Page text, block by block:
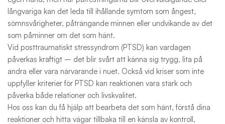
långvariga kan det leda till ihållande symtom som ångest,
sömnsvårigheter, påträngande minnen eller undvikande av det
som påminner om det som hänt.
Vid posttraumatiskt stressyndrom (PTSD) kan vardagen
påverkas kraftigt – det blir svårt att känna sig trygg, lita på
andra eller vara närvarande i nuet. Också vid kriser som inte
uppfyller kriterier för PTSD kan reaktionen vara stark och
påverka både relationer och livskvalitet.
Hos oss kan du få hjälp att bearbeta det som hänt, förstå dina
reaktioner och hitta vägar tillbaka till en känsla av kontroll,